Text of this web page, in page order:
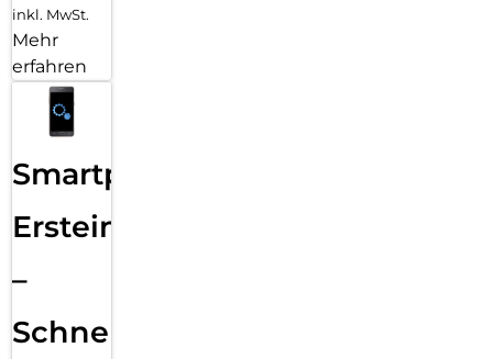
inkl. MwSt.
Mehr
erfahren
Smartphone
Ersteinrichtung
–
Schnelle